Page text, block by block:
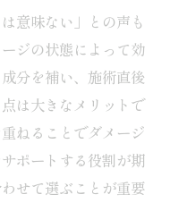
は美容院の種類で
との持続期間と特
トリートメントの
意味ない」との声も
ジの状態によって効
分を補い、施術直後
は大きなメリットで
ねることでダメージ
ポートする役割が期
せて選ぶことが重要